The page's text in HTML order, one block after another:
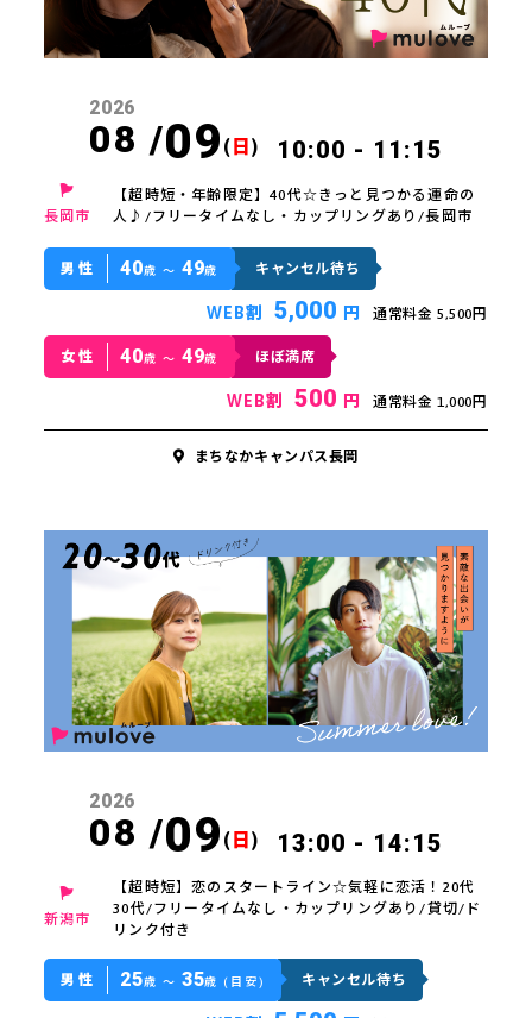
こちら
2026
08 /09 ( 日) 10:00 - 11:15
長岡市
【超時短・年齢限定】40代☆きっと見つかる運命の
人♪/フリータイムなし・カップリングあり/長岡市
男性 40歳 〜 49歳 キャンセル待ち
WEB割 5,000 円 通常料金 5,500円
女性 40歳 〜 49歳 ほぼ満席
WEB割 500 円 通常料金 1,000円
まちなかキャンパス長岡
2026
08 /09 ( 日) 13:00 - 14:15
新潟市
【超時短】恋のスタートライン☆気軽に恋活！20代
30代/フリータイムなし・カップリングあり/貸切/ド
リンク付き
男性 25歳 〜 35歳 (目安) キャンセル待ち